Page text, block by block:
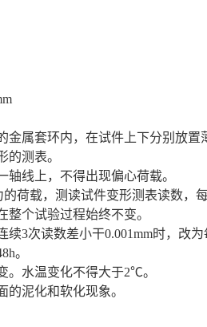
金属套环内，在试件上下分别放置
的测表。
线上，不得出现偏心荷载。
荷载，测读试件变形测表读数，
整个试验过程始终不变。
续3次读数差小干0.001mm时，改为
。
。水温变化不得大于2℃。
的泥化和软化现象。